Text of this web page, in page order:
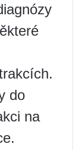
do
na